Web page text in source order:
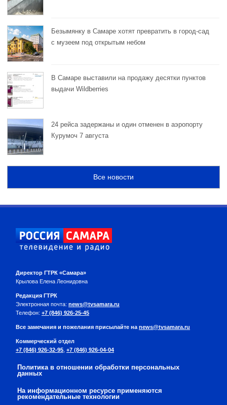
Безымянку в Самаре хотят превратить в город-сад
с музеем под открытым небом
В Самаре выставили на продажу десятки пунктов
выдачи Wildberries
24 рейса задержаны и один отменен в аэропорту
Курумоч 7 августа
Все новости
Директор ГТРК «Самара»
Крылова Елена Леонидовна
Редакция ГТРК
Электронная почта: news@tvsamara.ru
Телефон: +7 (846) 926-25-45
Все замечания и пожелания присылайте на news@tvsamara.ru
Коммерческий отдел
+7 (846) 926-32-95, +7 (846) 926-04-04
Политика в отношении обработки персональных
данных
На информационном ресурсе применяются
рекомендательные технологии